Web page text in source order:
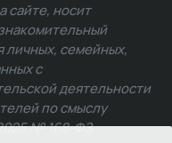
сайте, носит
личных, семейных,
с
деятельности
по смыслу
№ 168-ФЗ.